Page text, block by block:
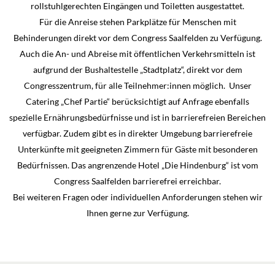
rollstuhlgerechten Eingängen und Toiletten ausgestattet.
Für die Anreise stehen Parkplätze für Menschen mit
Behinderungen direkt vor dem Congress Saalfelden zu Verfügung.
Auch die An- und Abreise mit öffentlichen Verkehrsmitteln ist
aufgrund der Bushaltestelle „Stadtplatz“, direkt vor dem
Congresszentrum, für alle Teilnehmer:innen möglich. Unser
Catering „Chef Partie“ berücksichtigt auf Anfrage ebenfalls
spezielle Ernährungsbedürfnisse und ist in barrierefreien Bereichen
verfügbar. Zudem gibt es in direkter Umgebung barrierefreie
Unterkünfte mit geeigneten Zimmern für Gäste mit besonderen
Bedürfnissen. Das angrenzende Hotel „Die Hindenburg“ ist vom
Congress Saalfelden barrierefrei erreichbar.
Bei weiteren Fragen oder individuellen Anforderungen stehen wir
Ihnen gerne zur Verfügung.